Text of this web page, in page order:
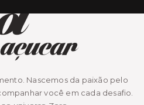
Nascemos da paixão pelo
você em cada desafio.